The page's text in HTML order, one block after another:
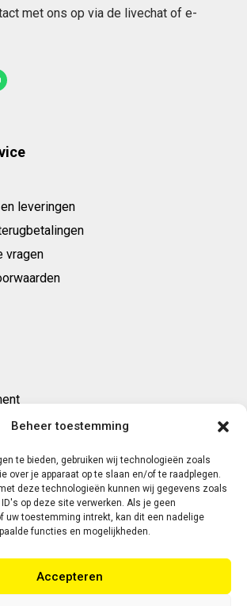
Beheer toestemming
te bieden, gebruiken wij technologieën zoals
over je apparaat op te slaan en/of te raadplegen.
deze technologieën kunnen wij gegevens zoals
op deze site verwerken. Als je geen
uw toestemming intrekt, kan dit een nadelige
functies en mogelijkheden.
Accepteren
met ons op via de livechat of e-
leveringen
vragen
0267